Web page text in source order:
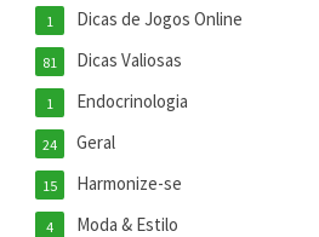
Dicas de Jogos Online
1
Dicas Valiosas
81
Endocrinologia
1
Geral
24
Harmonize-se
15
Moda & Estilo
4